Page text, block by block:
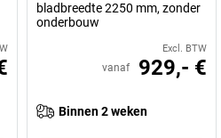
bladbreedte 2250 mm, zonder
onderbouw
Excl. BTW
vanaf 929,- €
Binnen 2 weken